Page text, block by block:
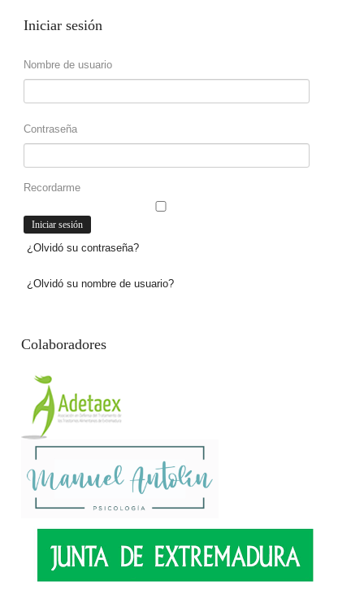
Iniciar sesión
Nombre de usuario
Contraseña
Recordarme
¿Olvidó su contraseña?
¿Olvidó su nombre de usuario?
Colaboradores